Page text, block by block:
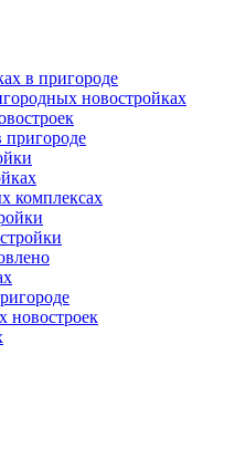
в пригороде
новостройках
пригороде
комплексах
новостроек